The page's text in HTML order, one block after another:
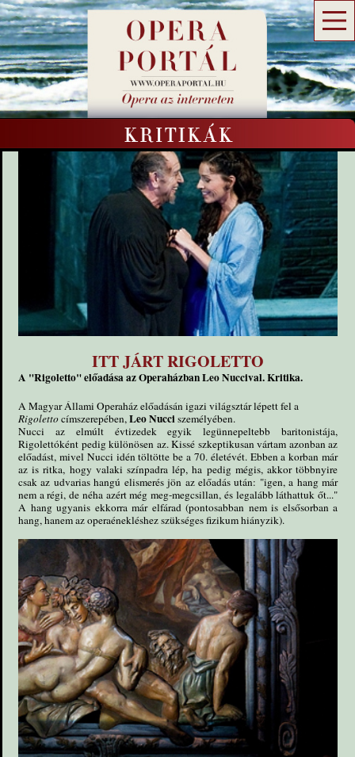
ITT JÁRT RIGOLETTO
A "Rigoletto" előadása az Operaházban Leo Nuccival. Kritika.
A Magyar Állami Operaház előadásán igazi világsztár lépett fel a
Rigolettocímszerepében,Leo Nucciszemélyében.
Nucci az elmúlt évtizedek egyik legünnepeltebb baritonistája,
Rigolettóként pedig különösen az. Kissé szkeptikusan vártam azonban az
előadást, mivel Nucci idén töltötte be a 70. életévét. Ebben a korban már
az is ritka, hogy valaki színpadra lép, ha pedig mégis, akkor többnyire
csak az udvarias hangú elismerés jön az előadás után: "igen, a hang már
nem a régi, de néha azért még meg-megcsillan, és legalább láthattuk őt..."
A hang ugyanis ekkorra már elfárad (pontosabban nem is elsősorban a
hang, hanem az operaénekléshez szükséges fizikum hiányzik).